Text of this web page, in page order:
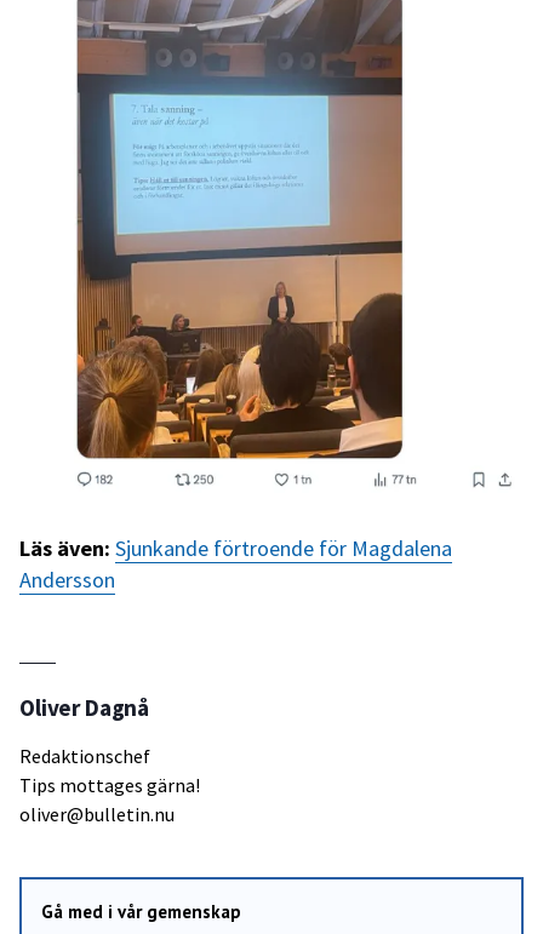
Läs även: Sjunkande förtroende för Magdalena
Andersson
Oliver Dagnå
Redaktionschef
Tips mottages gärna!
oliver@bulletin.nu
Gå med i vår gemenskap